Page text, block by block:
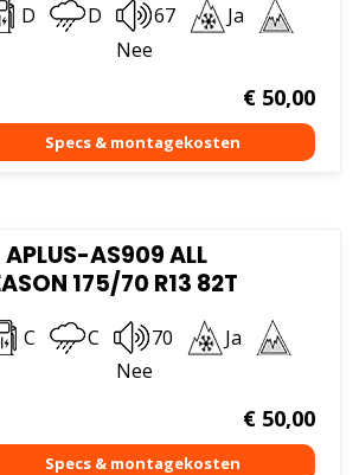
D D 67
Ja
Nee
€50,00
APLUS-AS909 ALL
175/70 R13 82T
C C 70
Ja
Nee
€50,00